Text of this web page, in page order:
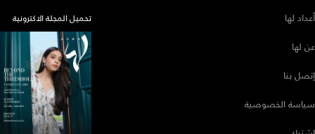
أعداد لها
عن لها
إتصل بنا
سياسة الخصوصية
تحميل المجلة الاكترونية